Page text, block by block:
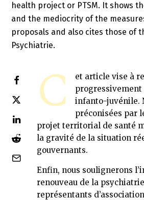
health project or PTSM. It shows
and the mediocrity of the
proposals and also cites those of
Psychiatrie.
C
et article vise à
infanto-juvénile.
préconisées par
projet territorial de santé
la gravité de la situation
gouvernants.
Enfin, nous soulignerons
renouveau de la
représentants